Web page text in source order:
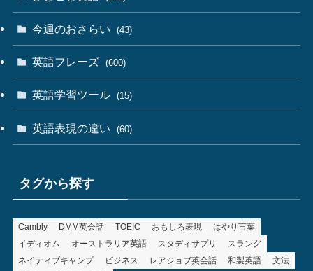
今週のおさらい (43)
英語フレーズ (600)
英語学習ツール (15)
英語表現の違い (60)
タグから探す
Cambly DMM英会話 TOEIC おもしろ表現
はやり言葉
イディオム
オーストラリア英語 スタディサプリ
スラング
ネイティブキャンプ
ビジネス レアジョブ英会話 和製英語
文法